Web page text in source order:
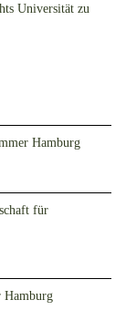
Universität zu
Hamburg
für
Hamburg